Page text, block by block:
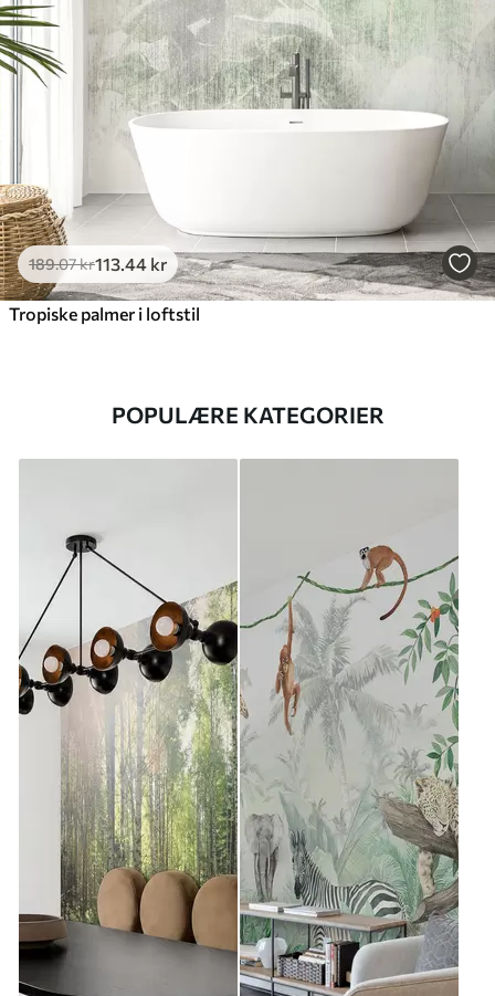
189.07kr113 .44 kr
Tropiske palmer i loftstil
POPULÆRE KATEGORIER